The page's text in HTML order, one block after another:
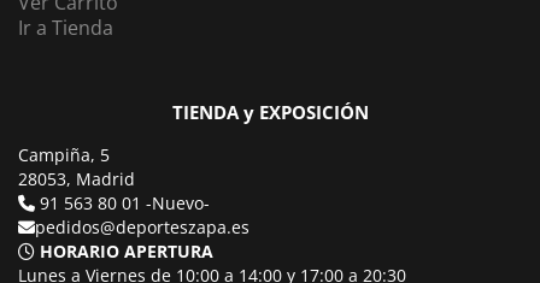
Ir a Tienda
TIENDA y EXPOSICIÓN
Campiña, 5
28053, Madrid
91 563 80 01 -Nuevo-
pedidos@deporteszapa.es
HORARIO APERTURA
Lunes a Viernes de 10:00 a 14:00 y 17:00 a 20:30